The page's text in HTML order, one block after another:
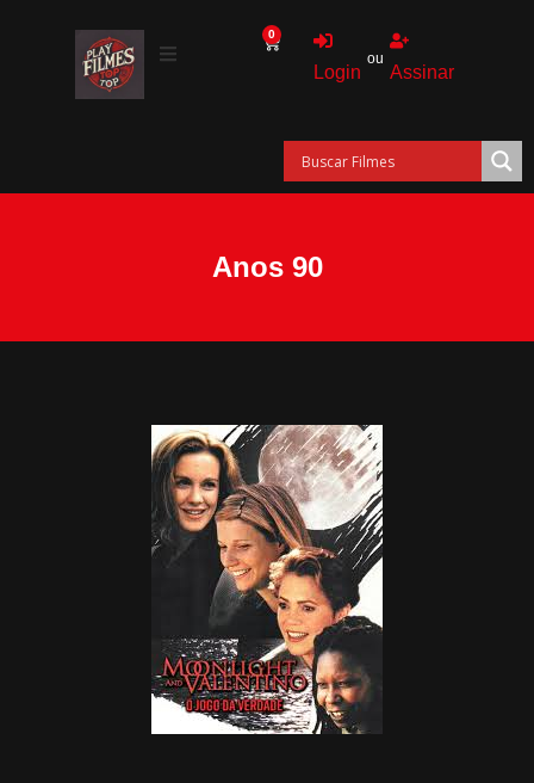
0
Login
ou
Assinar
Anos 90